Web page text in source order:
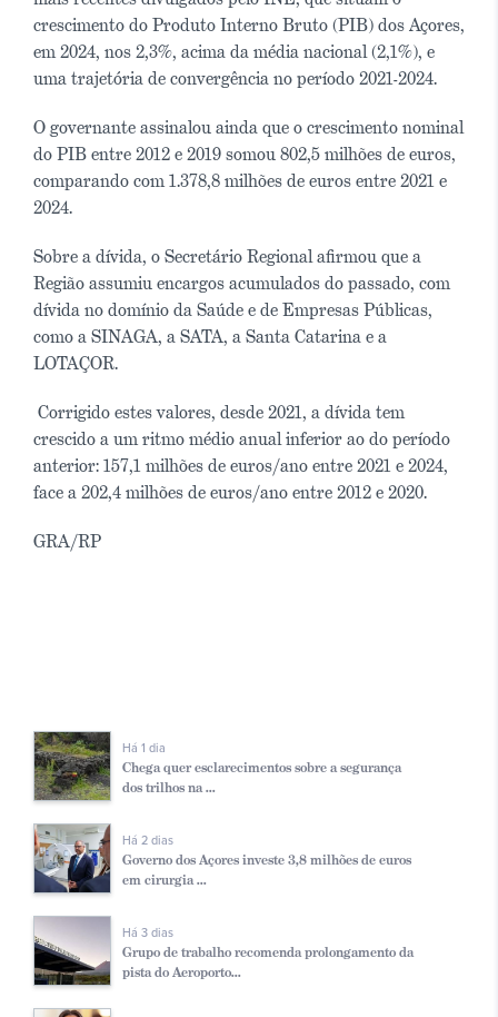
crescimento do Produto Interno Bruto (PIB) dos Açores,
em 2024, nos 2,3%, acima da média nacional (2,1%), e
uma trajetória de convergência no período 2021-2024.
O governante assinalou ainda que o crescimento nominal
do PIB entre 2012 e 2019 somou 802,5 milhões de euros,
comparando com 1.378,8 milhões de euros entre 2021 e
2024.
Sobre a dívida, o Secretário Regional afirmou que a
Região assumiu encargos acumulados do passado, com
dívida no domínio da Saúde e de Empresas Públicas,
como a SINAGA, a SATA, a Santa Catarina e a
LOTAÇOR.
Corrigido estes valores, desde 2021, a dívida tem
crescido a um ritmo médio anual inferior ao do período
anterior: 157,1 milhões de euros/ano entre 2021 e 2024,
face a 202,4 milhões de euros/ano entre 2012 e 2020.
GRA/RP
Há 1 dia
Chega quer esclarecimentos sobre a segurança
dos trilhos na ...
Há 2 dias
Governo dos Açores investe 3,8 milhões de euros
em cirurgia ...
Há 3 dias
Grupo de trabalho recomenda prolongamento da
pista do Aeroporto...